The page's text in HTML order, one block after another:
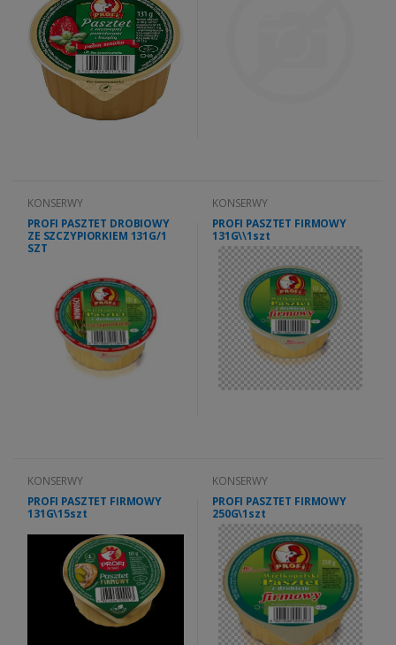
KONSERWY
PROFI PASZTET DROBIOWY
ZE SZCZYPIORKIEM 131G/1
SZT
KONSERWY
PROFI PASZTET FIRMOWY
131G\\1szt
KONSERWY
PROFI PASZTET FIRMOWY
131G\15szt
KONSERWY
PROFI PASZTET FIRMOWY
250G\1szt